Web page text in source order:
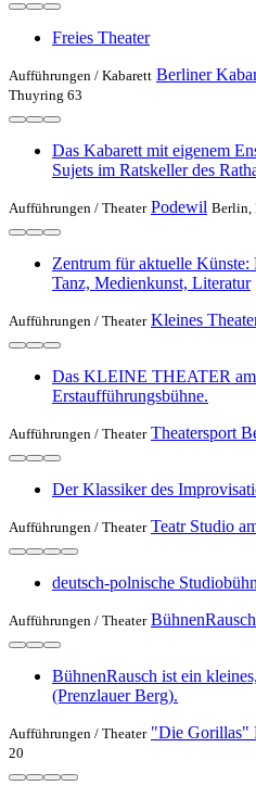
Freies Theater
Aufführungen / Kabarett Berliner
Thuyring 63
Das Kabarett mit eigenem
Sujets im Ratskeller des
Aufführungen / Theater Podewil Berlin,
Zentrum für aktuelle Künste:
Tanz, Medienkunst, Literatur
Aufführungen / Theater Kleines
Das KLEINE THEATER
Erstaufführungsbühne.
Aufführungen / Theater Theatersport
Der Klassiker des
Aufführungen / Theater Teatr Studio
deutsch-polnische
Aufführungen / Theater BühnenRausch
BühnenRausch ist ein
(Prenzlauer Berg).
Aufführungen / Theater "Die Gorillas"
20